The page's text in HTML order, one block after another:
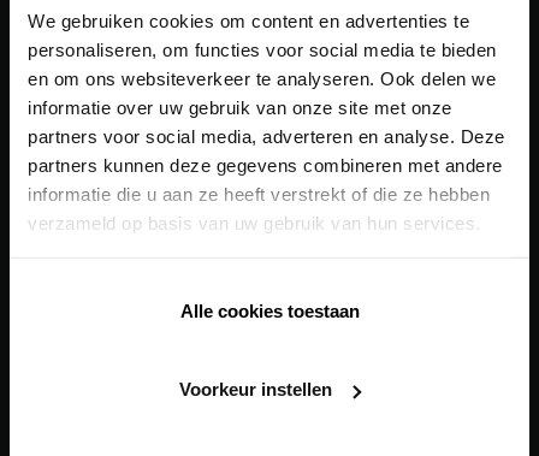
We gebruiken cookies om content en advertenties te
personaliseren, om functies voor social media te bieden
en om ons websiteverkeer te analyseren. Ook delen we
informatie over uw gebruik van onze site met onze
partners voor social media, adverteren en analyse. Deze
partners kunnen deze gegevens combineren met andere
informatie die u aan ze heeft verstrekt of die ze hebben
verzameld op basis van uw gebruik van hun services.
Alle cookies toestaan
Voorkeur instellen
Onzetotaaloplossingen
Egészséges Iskola Koncepció
Egészséges Korház Koncepció
Egészséges Otthon Koncepció
Egészséges Társasház Koncepció